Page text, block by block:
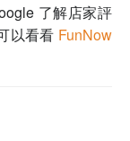
了解店家評
以看看 FunNow